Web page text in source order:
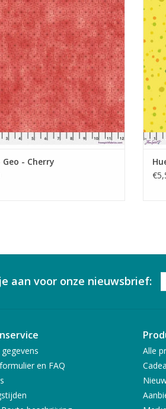
AAN WINKELWAGEN
Geo - Cherry
aan voor onze nieuwsbrief:
en FAQ
Alle